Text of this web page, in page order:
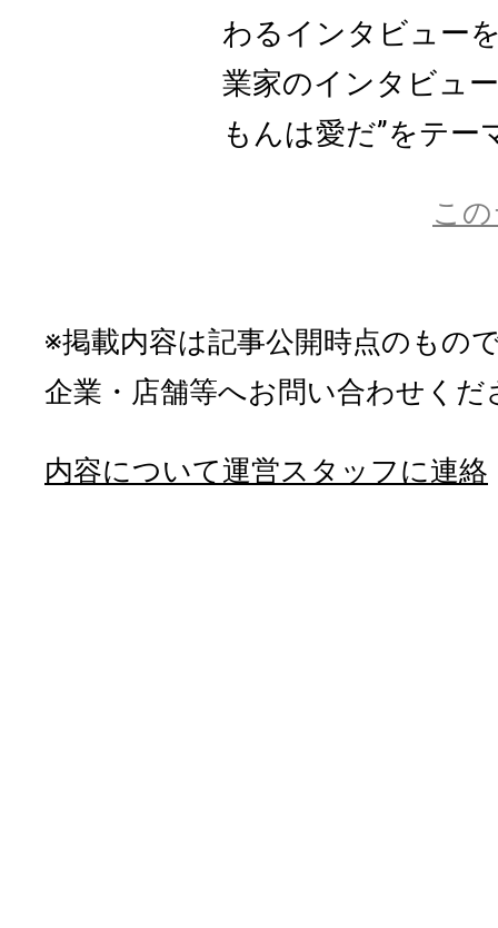
わるインタビュー
業家のインタビュ
もんは愛だ”をテー
こ
※掲載内容は記事公開時点のもの
企業・店舗等へお問い合わせくだ
内容について運営スタッフに連絡